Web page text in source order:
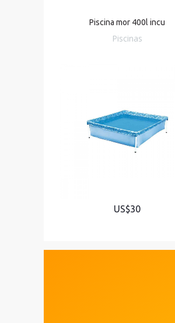
Piscina mor 400l incu
Piscinas
US$30